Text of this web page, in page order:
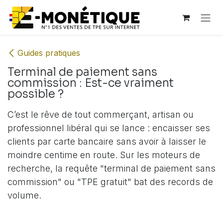
Se rendre au contenu
Guides pratiques
Terminal de paiement sans
commission : Est-ce vraiment
possible ?
C’est le rêve de tout commerçant, artisan ou
professionnel libéral qui se lance : encaisser ses
clients par carte bancaire sans avoir à laisser le
moindre centime en route. Sur les moteurs de
recherche, la requête "terminal de paiement sans
commission" ou "TPE gratuit" bat des records de
volume.